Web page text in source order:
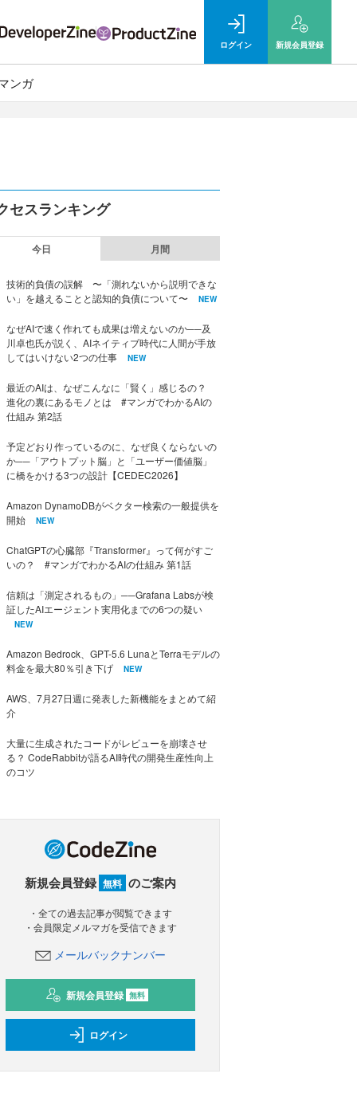
ログイン 新規会員登録
ンガ
セスランキング
今日 月間
技術的負債の誤解 〜「測れないから説明できな
い」を越えることと認知的負債について〜
NEW
なぜAIで速く作れても成果は増えないのか──及
川卓也氏が説く、AIネイティブ時代に人間が手放
してはいけない2つの仕事
NEW
最近のAIは、なぜこんなに「賢く」感じるの？
進化の裏にあるモノとは #マンガでわかるAIの
仕組み 第2話
予定どおり作っているのに、なぜ良くならないの
か──「アウトプット脳」と「ユーザー価値脳」
に橋をかける3つの設計【CEDEC2026】
Amazon DynamoDBがベクター検索の一般提供を
開始
NEW
ChatGPTの心臓部『Transformer』って何がすご
いの？ #マンガでわかるAIの仕組み 第1話
信頼は「測定されるもの」──Grafana Labsが検
証したAIエージェント実用化までの6つの疑い
NEW
Amazon Bedrock、GPT-5.6 LunaとTerraモデルの
料金を最大80％引き下げ
NEW
AWS、7月27日週に発表した新機能をまとめて紹
介
大量に生成されたコードがレビューを崩壊させ
る？ CodeRabbitが語るAI時代の開発生産性向上
のコツ
新規会員登録 無料 のご案内
・全ての過去記事が閲覧できます
・会員限定メルマガを受信できます
メールバックナンバー
新規会員登録 無料
ログイン